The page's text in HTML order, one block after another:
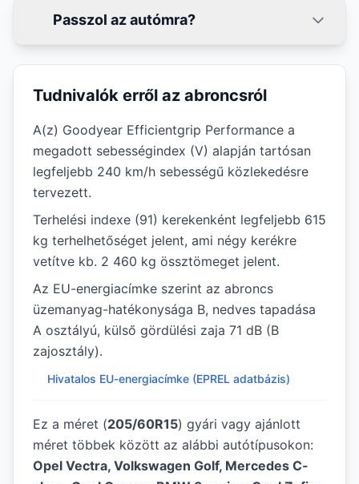
Passzol az autómra?
Tudnivalók erről az abroncsról
A(z) Goodyear Efficientgrip Performance a
megadott sebességindex (V) alapján tartósan
legfeljebb 240 km/h sebességű közlekedésre
tervezett.
Terhelési indexe (91) kerekenként legfeljebb 615
kg terhelhetőséget jelent, ami négy kerékre
vetítve kb. 2 460 kg össztömeget jelent.
Az EU-energiacímke szerint az abroncs
üzemanyag-hatékonysága B, nedves tapadása
A osztályú, külső gördülési zaja 71 dB (B
zajosztály).
Hivatalos EU-energiacímke (EPREL adatbázis)
Ez a méret (205/60R15) gyári vagy ajánlott
méret többek között az alábbi autótípusokon:
Opel Vectra, Volkswagen Golf, Mercedes C-